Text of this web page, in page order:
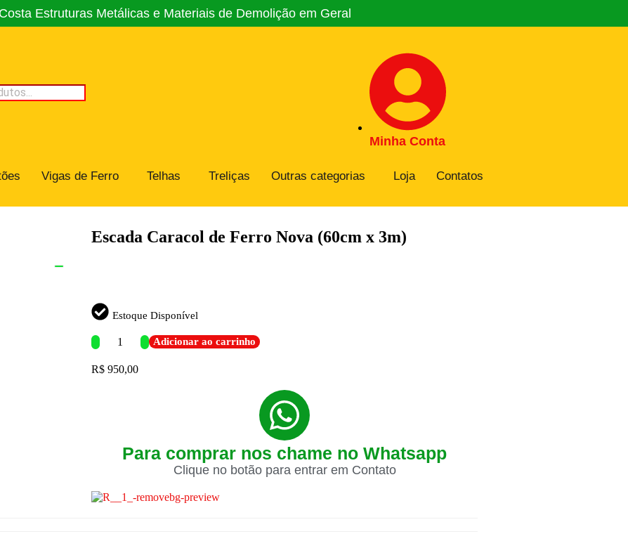
Estruturas Metálicas e Materiais de Demolição em Geral
Minha Conta
Vigas de Ferro Telhas Treliças Outras categorias Loja Contatos
Escada Caracol de Ferro Nova (60cm x 3m)
Estoque Disponível
Adicionar ao carrinho
R$ 950,00
Para comprar nos chame no Whatsapp
Clique no botão para entrar em Contato